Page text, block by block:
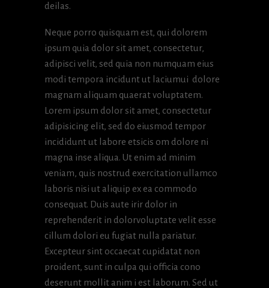
deilas.
Neque porro quisquam est, qui dolorem
ipsum quia dolor sit amet, consectetur,
adipisci velit, sed quia non numquam eius
modi tempora incidunt ut laciumui dolore
magnam aliquam quaerat voluptatem.
Lorem ipsum dolor sit amet, consectetur
adipisicing elit, sed do eiusmod tempor
incididunt ut labore etsicis om dolore ni
magna inse aliqua. Ut enim ad minim
veniam, quis nostrud exercitation ullamco
laboris nisi ut aliquip ex ea commodo
consequat. Duis aute irir dolor in
reprehenderit in dolorvoluptate velit esse
cillum dolori eu fugiat nulla pariatur.
Excepteur sint occaecat cupidatat non
proident, sunt in culpa qui officia cono
deserunt mollit anim i est laborum. Sed ut